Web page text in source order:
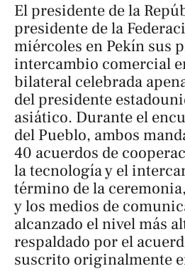
El presidente de la
presidente de la
miércoles en Pekín sus
intercambio comercial
bilateral celebrada
del presidente
asiático. Durante el
del Pueblo, ambos
40 acuerdos de
la tecnología y el
término de la
y los medios de
alcanzado el nivel más
respaldado por el
suscrito originalmente